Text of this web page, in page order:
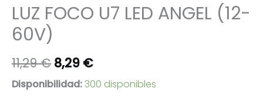
LUZ FOCO U7 LED ANGEL (12-
60V)
11,29€ 8,29 €
Disponibilidad:300 disponibles